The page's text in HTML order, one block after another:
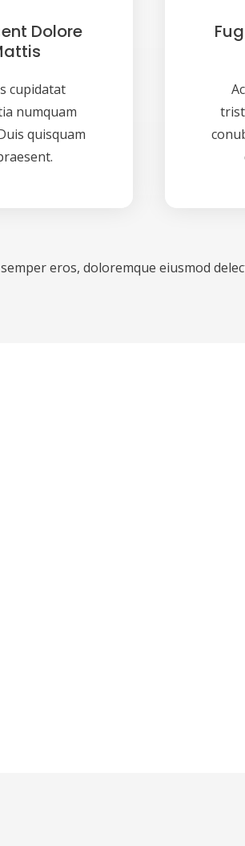
Dolore
cupidatat
numquam
quisquam
eros, doloremque eiusmod